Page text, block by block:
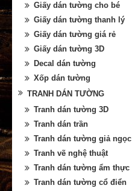
Giấy dán tường cho bé
Giấy dán tường thanh lý
Giấy dán tường giá rẻ
Giấy dán tường 3D
Decal dán tường
Xốp dán tường
TRANH DÁN TƯỜNG
Tranh dán tường 3D
Tranh dán trần
Tranh dán tường giả ngọc
Tranh vẽ nghệ thuật
Tranh dán tường ẩm thực
Tranh dán tường cổ điển